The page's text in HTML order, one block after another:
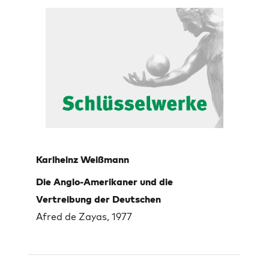
Karlheinz Weißmann
Die Anglo-Amerikaner und die
Vertreibung der Deutschen
Afred de Zayas, 1977